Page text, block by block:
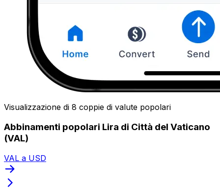
Visualizzazione di 8 coppie di valute popolari
Abbinamenti popolari Lira di Città del Vaticano
(VAL)
VAL a USD